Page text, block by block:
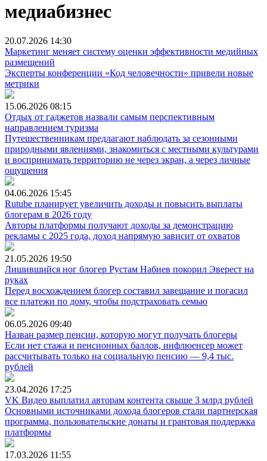
медиабизнес
20.07.2026 14:30
Маркетинг меняет систему оценки эффективности медийных
размещений
Эксперты конференции «Код человечности» привели новые
метрики
15.06.2026 08:15
Отдых от гаджетов назвали самым перспективным
направлением туризма
Путешественникам предлагают наблюдать за сезонными
природными явлениями, знакомиться с местными культурами
и воспринимать территорию не через экран, а через личные
ощущения
04.06.2026 15:45
Rutube планирует увеличить доходы и повысить выплаты
блогерам в 2026 году
Авторы платформы получают доходы за демонстрацию
рекламы с 2025 года, доход напрямую зависит от охватов
21.05.2026 19:50
Лишившийся ног блогер Рустам Набиев покорил Эверест на
руках
Перед восхождением блогер составил завещание и погасил
все платежи по дому, чтобы подстраховать семью
06.05.2026 09:40
Назван размер пенсии, которую могут получать блогеры
Если нет стажа и пенсионных баллов, инфлюенсер может
рассчитывать только на социальную пенсию — 9,4 тыс.
рублей
23.04.2026 17:25
VK Видео выплатил авторам контента свыше 3 млрд рублей
Основными источниками дохода блогеров стали партнерская
программа, пользовательские донаты и грантовая поддержка
платформы
17.03.2026 11:55